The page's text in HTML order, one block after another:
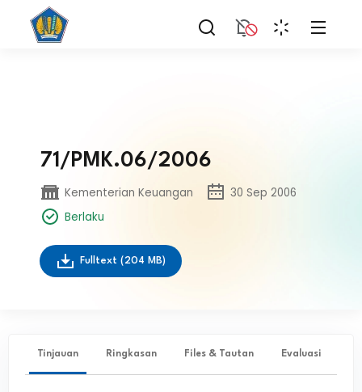
71/PMK.06/2006
Kementerian Keuangan
30 Sep 2006
Berlaku
Fulltext (204 MB)
Tinjauan Ringkasan Files & Tautan Evaluasi